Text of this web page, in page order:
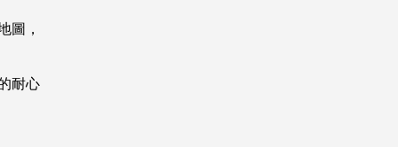
圖，
耐心